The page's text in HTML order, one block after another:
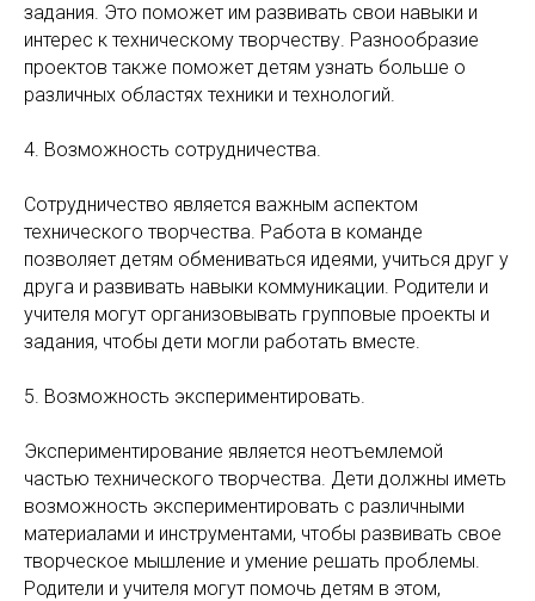
задания. Это поможет им развивать свои навыки и
интерес к техническому творчеству. Разнообразие
проектов также поможет детям узнать больше о
различных областях техники и технологий.
4. Возможность сотрудничества.
Сотрудничество является важным аспектом
технического творчества. Работа в команде
позволяет детям обмениваться идеями, учиться друг у
друга и развивать навыки коммуникации. Родители и
учителя могут организовывать групповые проекты и
задания, чтобы дети могли работать вместе.
5. Возможность экспериментировать.
Экспериментирование является неотъемлемой
частью технического творчества. Дети должны иметь
возможность экспериментировать с различными
материалами и инструментами, чтобы развивать свое
творческое мышление и умение решать проблемы.
Родители и учителя могут помочь детям в этом,